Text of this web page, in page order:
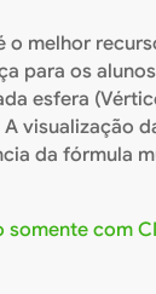
o melhor
para os
esfera
visualização
da fórmula
com